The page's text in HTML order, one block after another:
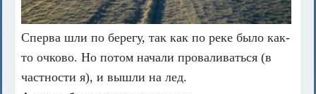
Сперва шли по берегу, так как по реке было как-
то очково. Но потом начали проваливаться (в
частности я), и вышли на лед.